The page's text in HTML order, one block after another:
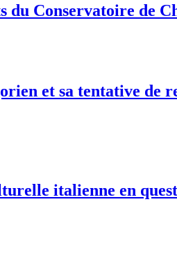
du Conservatoire de
et sa tentative de
italienne en